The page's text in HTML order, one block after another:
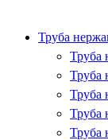
Труба
Труба
Труба
Труба
Труба
Труба